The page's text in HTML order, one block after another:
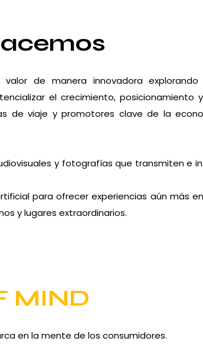
de manera innovadora
el crecimiento, posicionamiento
de viaje y promotores clave de la
y fotografías que transmiten e
para ofrecer experiencias aún más
y lugares extraordinarios.
MIND
en la mente de los consumidores.